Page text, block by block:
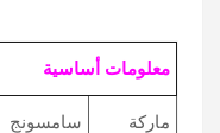
معلومات أساسية
ماركة سامسونج